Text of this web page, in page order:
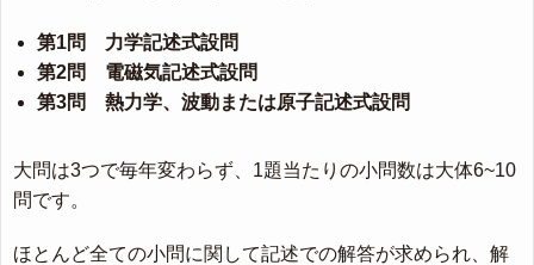
第1問 力学記述式設問
第2問 電磁気記述式設問
第3問 熱力学、波動または原子記述式設問
大問は3つで毎年変わらず、1題当たりの小問数は大体6~10
問です。
ほとんど全ての小問に関して記述での解答が求められ、解